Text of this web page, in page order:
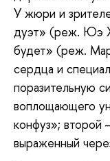
У жюри и
дуэт» (реж. Юэ
будет» (реж.
сердца и
поразительную
воплощающего
конфуз»; второй
выраженный